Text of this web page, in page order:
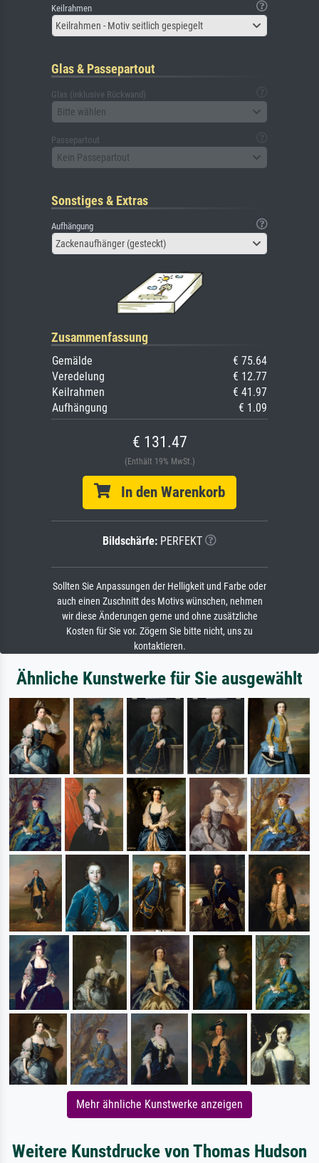
Keilrahmen
Keilrahmen - Motiv seitlich gespiegelt
Glas & Passepartout
Glas (inklusive Rückwand)
Bitte wählen
Passepartout
Kein Passepartout
Sonstiges & Extras
Aufhängung
Zackenaufhänger (gesteckt)
Zusammenfassung
Gemälde
€ 75.64
Veredelung
€ 12.77
Keilrahmen
€ 41.97
Aufhängung
€ 1.09
€ 131.47
(Enthält 19% MwSt.)
In den Warenkorb
Bildschärfe: PERFEKT
Sollten Sie Anpassungen der Helligkeit und Farbe oder
auch einen Zuschnitt des Motivs wünschen, nehmen
wir diese Änderungen gerne und ohne zusätzliche
Kosten für Sie vor. Zögern Sie bitte nicht, uns zu
kontaktieren.
Ähnliche Kunstwerke für Sie ausgewählt
Mehr ähnliche Kunstwerke anzeigen
Weitere Kunstdrucke von Thomas Hudson